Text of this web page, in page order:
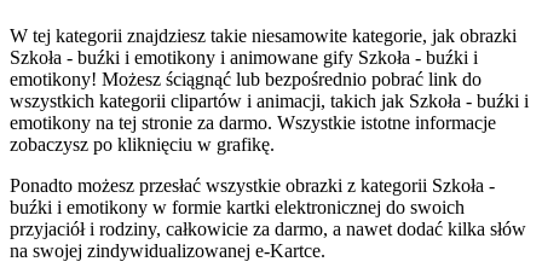
W tej kategorii znajdziesz takie niesamowite kategorie, jak obrazki
Szkoła - buźki i emotikony i animowane gify Szkoła - buźki i
emotikony! Możesz ściągnąć lub bezpośrednio pobrać link do
wszystkich kategorii clipartów i animacji, takich jak Szkoła - buźki i
emotikony na tej stronie za darmo. Wszystkie istotne informacje
zobaczysz po kliknięciu w grafikę.
Ponadto możesz przesłać wszystkie obrazki z kategorii Szkoła -
buźki i emotikony w formie kartki elektronicznej do swoich
przyjaciół i rodziny, całkowicie za darmo, a nawet dodać kilka słów
na swojej zindywidualizowanej e-Kartce.